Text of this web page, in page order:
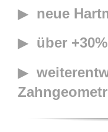
▶ neue
▶ über
▶